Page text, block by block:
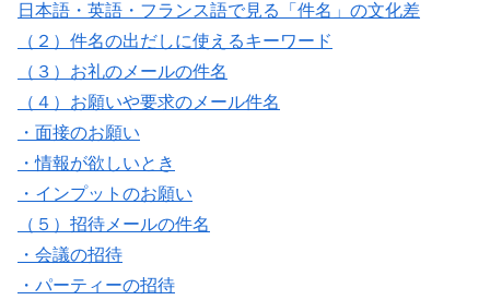
日本語・英語・フランス語で見る「件名」の文化差
（２）件名の出だしに使えるキーワード
（３）お礼のメールの件名
（４）お願いや要求のメール件名
・面接のお願い
・情報が欲しいとき
・インプットのお願い
（５）招待メールの件名
・会議の招待
・パーティーの招待